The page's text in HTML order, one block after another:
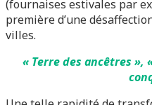
(fournaises estivales par
première d’une
villes.
« Terre des ancêtres